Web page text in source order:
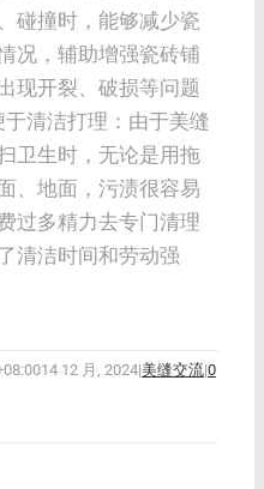
碰撞时，能够减少瓷
况，辅助增强瓷砖铺
现开裂、破损等问题
清洁打理：由于美缝
卫生时，无论是用拖
、地面，污渍很容易
过多精力去专门清理
清洁时间和劳动强
14 12 月, 2024|美缝交流|0